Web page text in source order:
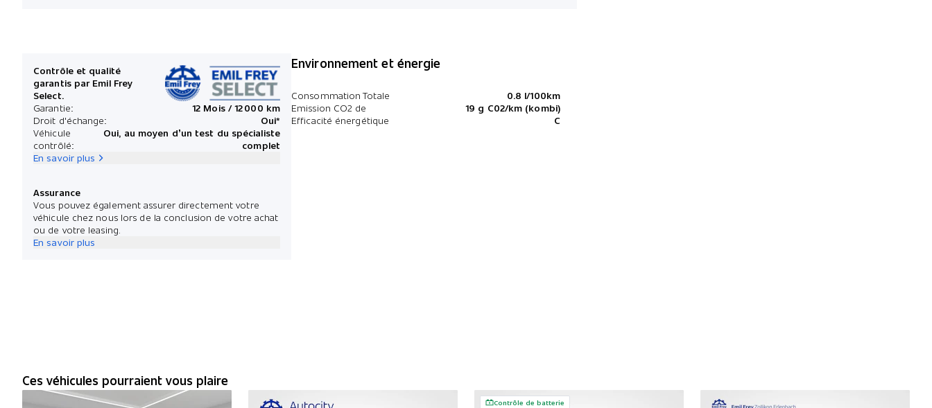
Contrôle et qualité
garantis par Emil Frey
Select.
Garantie:
12 Mois / 12 000 km
Droit d'échange:
Oui*
Véhicule
contrôlé:
Oui, au moyen d’un test du spécialiste
complet
En savoir plus
Assurance
Vous pouvez également assurer directement votre
véhicule chez nous lors de la conclusion de votre achat
ou de votre leasing.
En savoir plus
Environnement et énergie
Consommation Totale
0.8 l/100km
Emission CO2 de
19 g C02/km (kombi)
Efficacité énergétique
C
Ces véhicules pourraient vous plaire
Contrôle de batterie